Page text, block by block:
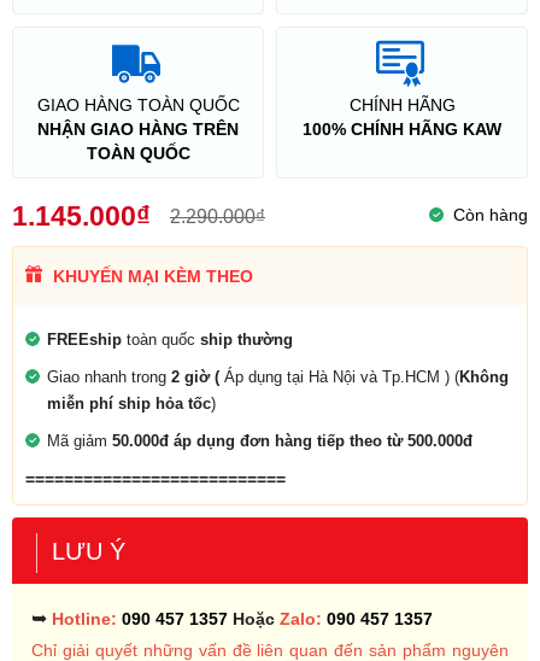
GIAO HÀNG TOÀN QUỐC
NHẬN GIAO HÀNG TRÊN
TOÀN QUỐC
CHÍNH HÃNG
100% CHÍNH HÃNG KAW
1.145.000₫ 2.290.000₫ Còn hàng
KHUYẾN MẠI KÈM THEO
FREEship toàn quốc ship thường
Giao nhanh trong 2 giờ ( Áp dụng tại Hà Nội và Tp.HCM ) (Không
miễn phí ship hỏa tốc)
Mã giảm 50.000đ áp dụng đơn hàng tiếp theo từ 500.000đ
===========================
LƯU Ý
➥ Hotline: 090 457 1357 Hoặc Zalo: 090 457 1357
Chỉ giải quyết những vấn đề liên quan đến sản phẩm nguyên